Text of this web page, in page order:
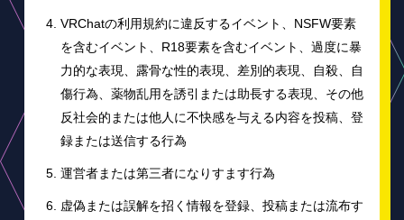
VRChatの利用規約に違反するイベント、NSFW要素
を含むイベント、R18要素を含むイベント、過度に暴
力的な表現、露骨な性的表現、差別的表現、自殺、自
傷行為、薬物乱用を誘引または助長する表現、その他
反社会的または他人に不快感を与える内容を投稿、登
録または送信する行為
運営者または第三者になりすます行為
虚偽または誤解を招く情報を登録、投稿または流布す